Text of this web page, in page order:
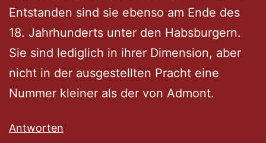
Entstanden sind sie ebenso am Ende des
18. Jahrhunderts unter den Habsburgern.
Sie sind lediglich in ihrer Dimension, aber
nicht in der ausgestellten Pracht eine
Nummer kleiner als der von Admont.
Antworten